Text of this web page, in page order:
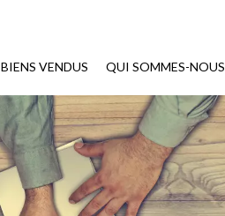
BIENS VENDUS QUI SOMMES-NOUS